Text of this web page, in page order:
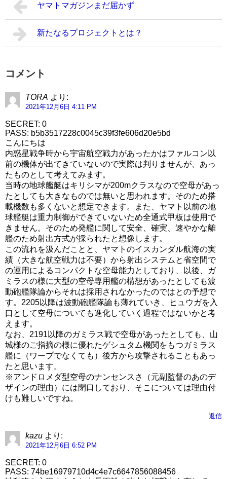
ヤマトマガジンまだ届かず
新たなるプロジェクトとは？
コメント
TORA より:
2021年12月6日 4:11 PM
SECRET: 0
PASS: b5b3517228c0045c39f3fe606d20e5bd
こんにちは
内惑星戦争時から宇宙航空戦力があったかはファルコン以
前の機体が出てきていないので実際は判りませんが、あっ
たものとして考えてみます。
当時の地球艦艇はキリシマが200mクラスなので空母があっ
たとしても大きなものでは無いと思われます。そのため搭
載機数も多くないと想定できます。また、ヤマト以前の地
球艦艇は重力制御ができていないため全通式甲板は使用で
きません。そのため発艦に関して安全、確実、速やかな離
艦のため射出方式が採られたと想像します。
この流れを汲んだことと、ヤマトのイスカンダル航海の実
績（大きな航空戦力は不要）から射出システムと省空間で
の運用によるコンパクトな空母能力としており、以後、ガ
ミラスの様に大型の空母専用艦の構想があったとしても波
動砲艦隊論からそれは採用されなかったのではとの予想で
す。2205以降は波動砲艦隊論も薄れていき、ヒュウガを入
口として空母についても進化していく過程ではないかと考
えます。
なお、2191以降のガミラス戦で空母があったとしても、山
城様のご指摘の様に優れたゲシュタム機関をもつガミラス
艦に（ワープでなくても）後方から攻撃されることもあっ
たと思います。
※アンドロメダ型空母のナンセンスさ（元副監督のあのデ
ザインの理由）には閉口しており、そこについては理由付
けも難しいですね。
返信
kazu より:
2021年12月6日 6:52 PM
SECRET: 0
PASS: 74be16979710d4c4e7c6647856088456